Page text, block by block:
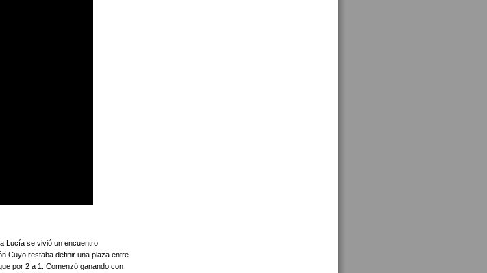
Lucía se vivió un encuentro
Cuyo restaba definir una plaza entre
por 2 a 1. Comenzó ganando con